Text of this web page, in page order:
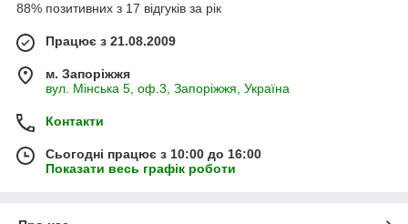
88% позитивних з 17 відгуків за рік
Працює з 21.08.2009
м. Запоріжжя
вул. Мінська 5, оф.3, Запоріжжя, Україна
Контакти
Сьогодні працює з 10:00 до 16:00
Показати весь графік роботи